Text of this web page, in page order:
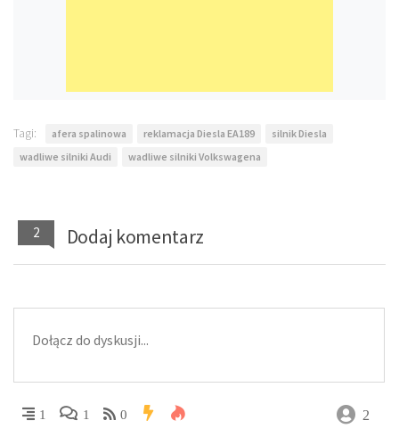
Tagi: afera spalinowa reklamacja Diesla EA189
silnik Diesla
wadliwe silniki Audi
wadliwe silniki Volkswagena
2 Dodaj komentarz
1 1 0 2